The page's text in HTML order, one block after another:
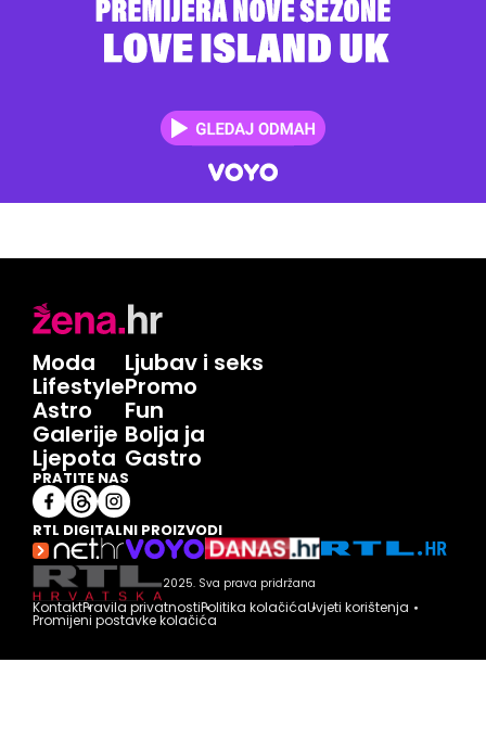
Moda
Lifestyle
Astro
Galerije
Ljepota
Ljubav i seks
Promo
Fun
Bolja ja
Gastro
PRATITE NAS
RTL DIGITALNI PROIZVODI
2025. Sva prava pridržana
KontaktPravila privatnostiPolitika kolačićaUvjeti korištenja
Promijeni postavke kolačića